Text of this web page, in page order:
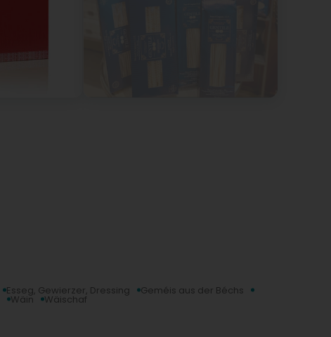
Esseg, Gewierzer, Dressing Geméis aus der Béchs
Wäin Wäischaf